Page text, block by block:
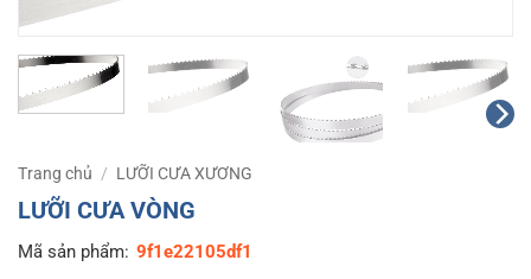
Trang chủ / LƯỠI CƯA XƯƠNG
LƯỠI CƯA VÒNG
Mã sản phẩm: 9f1e22105df1